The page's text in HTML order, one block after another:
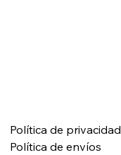
Política de privacidad
Política de envíos